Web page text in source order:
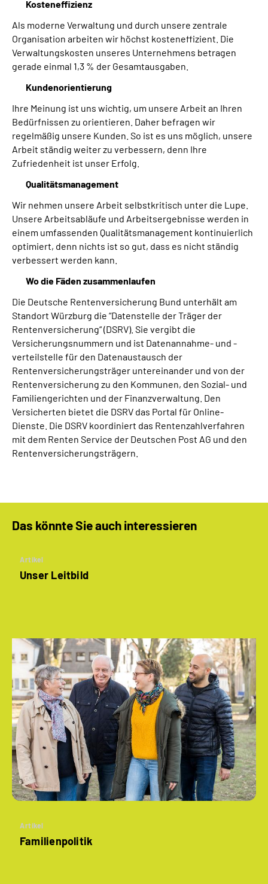
Kosteneffizienz
Als moderne Verwaltung und durch unsere zentrale
Organisation arbeiten wir höchst kosteneffizient. Die
Verwaltungskosten unseres Unternehmens betragen
gerade einmal 1,3 % der Gesamtausgaben.
Kundenorientierung
Ihre Meinung ist uns wichtig, um unsere Arbeit an Ihren
Bedürfnissen zu orientieren. Daher befragen wir
regelmäßig unsere Kunden. So ist es uns möglich, unsere
Arbeit ständig weiter zu verbessern, denn Ihre
Zufriedenheit ist unser Erfolg.
Qualitätsmanagement
Wir nehmen unsere Arbeit selbstkritisch unter die Lupe.
Unsere Arbeitsabläufe und Arbeitsergebnisse werden in
einem umfassenden Qualitätsmanagement kontinuierlich
optimiert, denn nichts ist so gut, dass es nicht ständig
verbessert werden kann.
Wo die Fäden zusammenlaufen
Die Deutsche Rentenversicherung Bund unterhält am
Standort Würzburg die “Datenstelle der Träger der
Rentenversicherung“ (DSRV). Sie vergibt die
Versicherungsnummern und ist Datenannahme- und -
verteilstelle für den Datenaustausch der
Rentenversicherungsträger untereinander und von der
Rentenversicherung zu den Kommunen, den Sozial- und
Familiengerichten und der Finanzverwaltung. Den
Versicherten bietet die DSRV das Portal für Online-
Dienste. Die DSRV koordiniert das Rentenzahlverfahren
mit dem Renten Service der Deutschen Post AG und den
Rentenversicherungsträgern.
Das könnte Sie auch interessieren
Artikel
Unser Leitbild
Artikel
Familienpolitik